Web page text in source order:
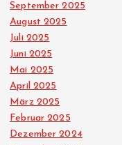
September 2025
August 2025
Juli 2025
Juni 2025
Mai 2025
April 2025
März 2025
Februar 2025
Dezember 2024